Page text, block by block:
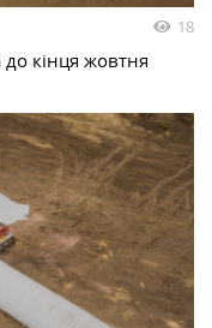
18
кінця жовтня